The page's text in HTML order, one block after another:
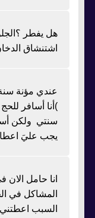
هل يفطر
اشتنشاق
عندي مؤنة
)أنا أسافر
سنتي ولكن
يجب عليَ
انا حامل
المشاكل في